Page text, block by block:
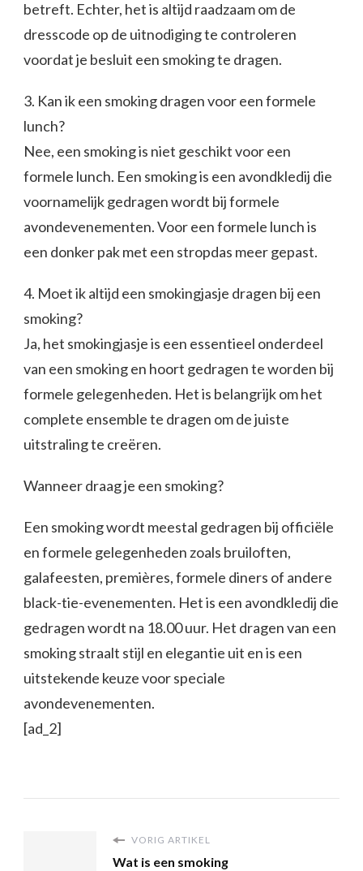
betreft. Echter, het is altijd raadzaam om de
dresscode op de uitnodiging te controleren
voordat je besluit een smoking te dragen.
3. Kan ik een smoking dragen voor een formele
lunch?
Nee, een smoking is niet geschikt voor een
formele lunch. Een smoking is een avondkledij die
voornamelijk gedragen wordt bij formele
avondevenementen. Voor een formele lunch is
een donker pak met een stropdas meer gepast.
4. Moet ik altijd een smokingjasje dragen bij een
smoking?
Ja, het smokingjasje is een essentieel onderdeel
van een smoking en hoort gedragen te worden bij
formele gelegenheden. Het is belangrijk om het
complete ensemble te dragen om de juiste
uitstraling te creëren.
Wanneer draag je een smoking?
Een smoking wordt meestal gedragen bij officiële
en formele gelegenheden zoals bruiloften,
galafeesten, premières, formele diners of andere
black-tie-evenementen. Het is een avondkledij die
gedragen wordt na 18.00 uur. Het dragen van een
smoking straalt stijl en elegantie uit en is een
uitstekende keuze voor speciale
avondevenementen.
[ad_2]
VORIG ARTIKEL
Wat is een smoking